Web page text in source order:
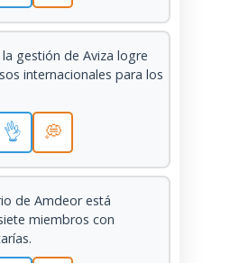
gestión de Aviza logre
internacionales para los
👌 💭
de Amdeor está
miembros con